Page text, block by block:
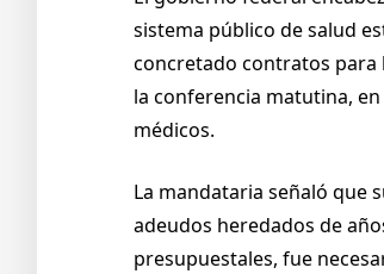
sistema público de salud
concretado contratos para
la conferencia matutina,
médicos.
La mandataria señaló que
adeudos heredados de
presupuestales, fue